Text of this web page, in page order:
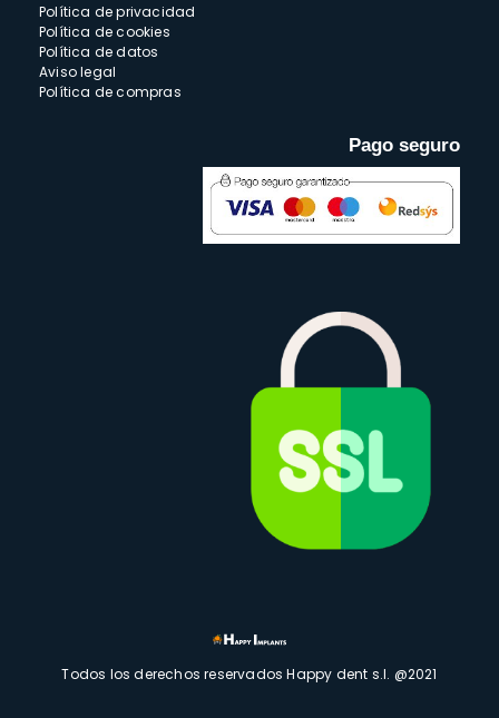
Política de privacidad
Política de cookies
Política de datos
Aviso legal
Política de compras
Pago seguro
Todos los derechos reservados Happy dent s.l. @2021